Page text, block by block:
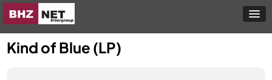
Kind of Blue (LP)